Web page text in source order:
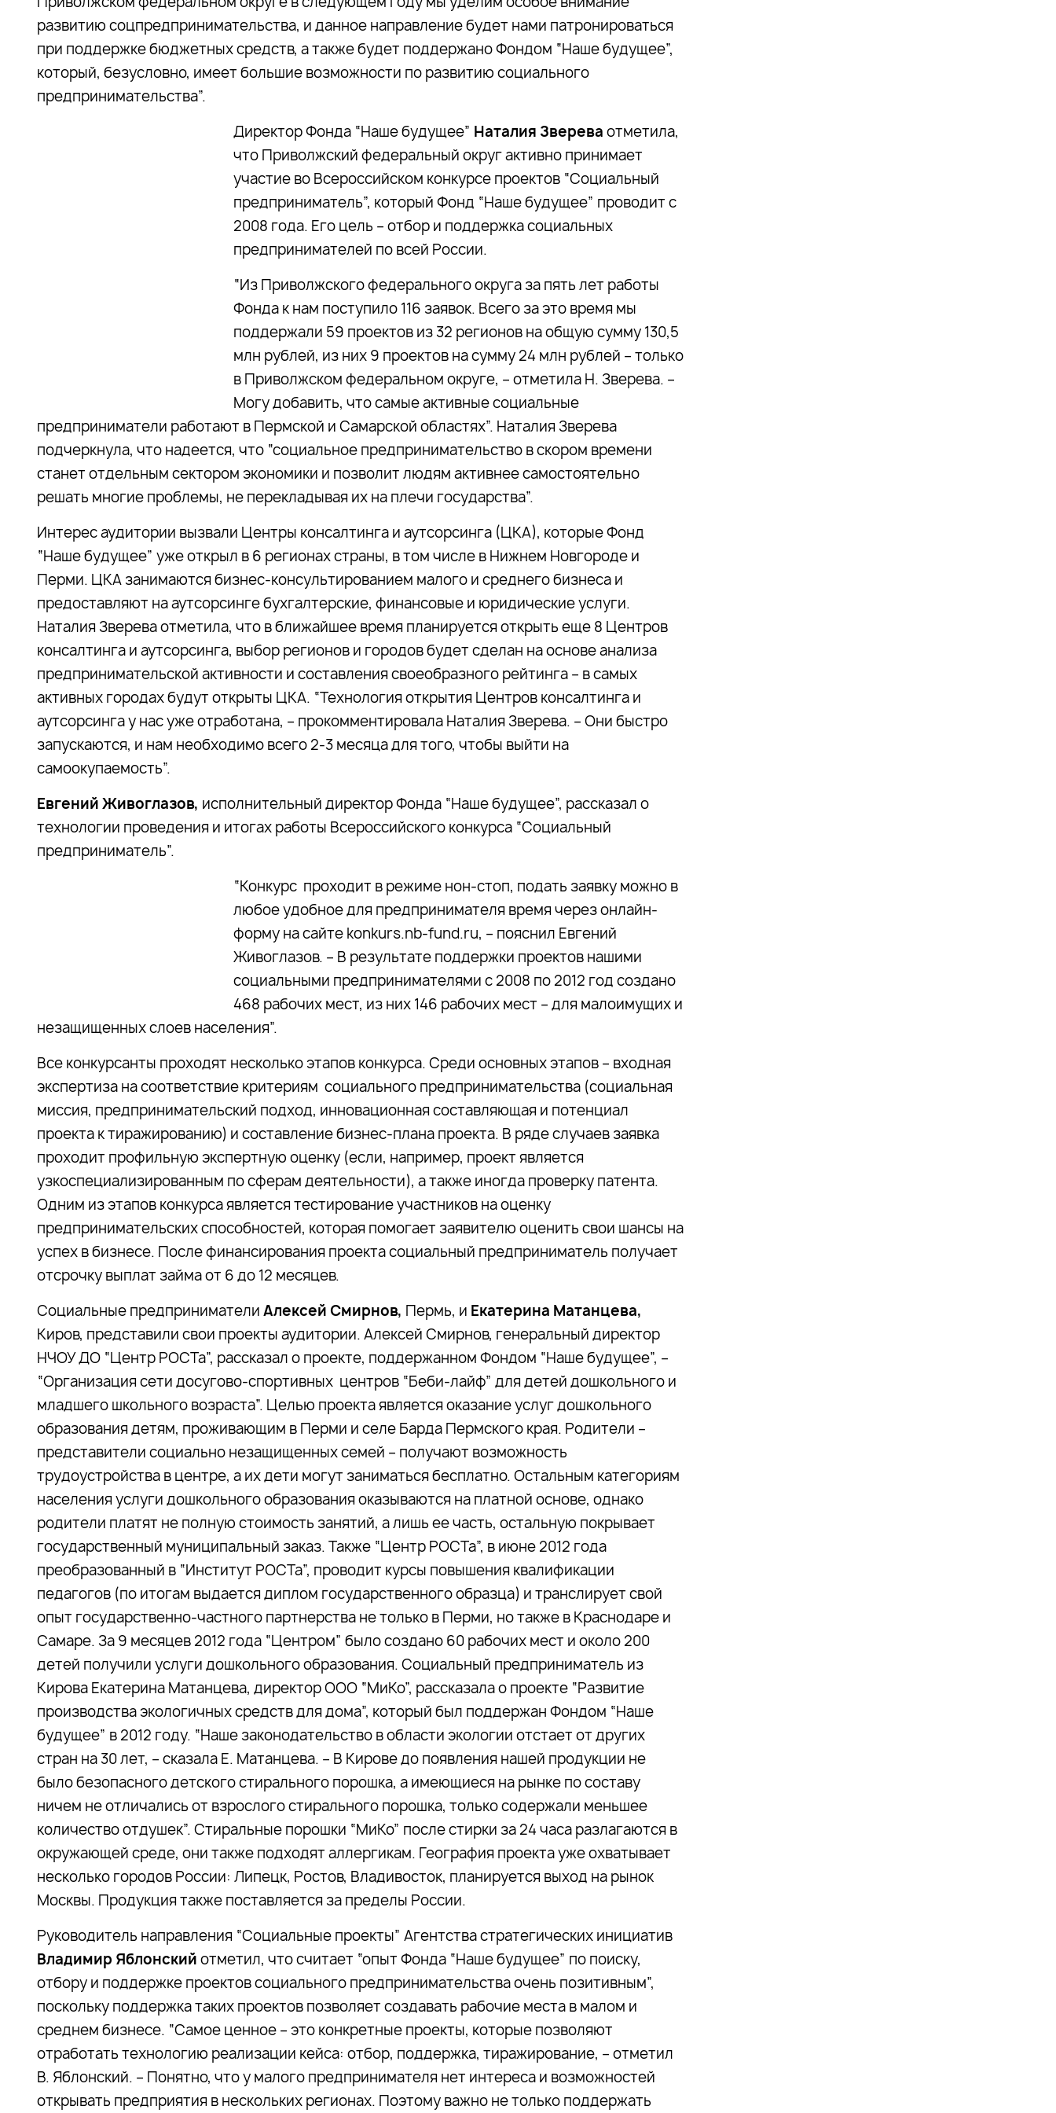
развитию соцпредпринимательства, и данное направление будет нами патронироваться
при поддержке бюджетных средств, а также будет поддержано Фондом “Наше будущее”,
который, безусловно, имеет большие возможности по развитию социального
предпринимательства”.
Директор Фонда “Наше будущее” Наталия Зверева отметила,
что Приволжский федеральный округ активно принимает
участие во Всероссийском конкурсе проектов “Социальный
предприниматель”, который Фонд “Наше будущее” проводит с
2008 года. Его цель – отбор и поддержка социальных
предпринимателей по всей России.
“Из Приволжского федерального округа за пять лет работы
Фонда к нам поступило 116 заявок. Всего за это время мы
поддержали 59 проектов из 32 регионов на общую сумму 130,5
млн рублей, из них 9 проектов на сумму 24 млн рублей – только
в Приволжском федеральном округе, – отметила Н. Зверева. –
Могу добавить, что самые активные социальные
предприниматели работают в Пермской и Самарской областях”. Наталия Зверева
подчеркнула, что надеется, что “социальное предпринимательство в скором времени
станет отдельным сектором экономики и позволит людям активнее самостоятельно
решать многие проблемы, не перекладывая их на плечи государства”.
Интерес аудитории вызвали Центры консалтинга и аутсорсинга (ЦКА), которые Фонд
“Наше будущее” уже открыл в 6 регионах страны, в том числе в Нижнем Новгороде и
Перми. ЦКА занимаются бизнес-консультированием малого и среднего бизнеса и
предоставляют на аутсорсинге бухгалтерские, финансовые и юридические услуги.
Наталия Зверева отметила, что в ближайшее время планируется открыть еще 8 Центров
консалтинга и аутсорсинга, выбор регионов и городов будет сделан на основе анализа
предпринимательской активности и составления своеобразного рейтинга – в самых
активных городах будут открыты ЦКА. “Технология открытия Центров консалтинга и
аутсорсинга у нас уже отработана, – прокомментировала Наталия Зверева. – Они быстро
запускаются, и нам необходимо всего 2-3 месяца для того, чтобы выйти на
самоокупаемость”.
Евгений Живоглазов, исполнительный директор Фонда “Наше будущее”, рассказал о
технологии проведения и итогах работы Всероссийского конкурса “Социальный
предприниматель”.
“Конкурс проходит в режиме нон-стоп, подать заявку можно в
любое удобное для предпринимателя время через онлайн-
форму на сайте konkurs.nb-fund.ru, – пояснил Евгений
Живоглазов. – В результате поддержки проектов нашими
социальными предпринимателями с 2008 по 2012 год создано
468 рабочих мест, из них 146 рабочих мест – для малоимущих и
незащищенных слоев населения”.
Все конкурсанты проходят несколько этапов конкурса. Среди основных этапов – входная
экспертиза на соответствие критериям социального предпринимательства (социальная
миссия, предпринимательский подход, инновационная составляющая и потенциал
проекта к тиражированию) и составление бизнес-плана проекта. В ряде случаев заявка
проходит профильную экспертную оценку (если, например, проект является
узкоспециализированным по сферам деятельности), а также иногда проверку патента.
Одним из этапов конкурса является тестирование участников на оценку
предпринимательских способностей, которая помогает заявителю оценить свои шансы на
успех в бизнесе. После финансирования проекта социальный предприниматель получает
отсрочку выплат займа от 6 до 12 месяцев.
Социальные предприниматели Алексей Смирнов, Пермь, и Екатерина Матанцева,
Киров, представили свои проекты аудитории. Алексей Смирнов, генеральный директор
НЧОУ ДО “Центр РОСТа”, рассказал о проекте, поддержанном Фондом “Наше будущее”, –
“Организация сети досугово-спортивных центров “Беби-лайф” для детей дошкольного и
младшего школьного возраста”. Целью проекта является оказание услуг дошкольного
образования детям, проживающим в Перми и селе Барда Пермского края. Родители –
представители социально незащищенных семей – получают возможность
трудоустройства в центре, а их дети могут заниматься бесплатно. Остальным категориям
населения услуги дошкольного образования оказываются на платной основе, однако
родители платят не полную стоимость занятий, а лишь ее часть, остальную покрывает
государственный муниципальный заказ. Также “Центр РОСТа”, в июне 2012 года
преобразованный в “Институт РОСТа”, проводит курсы повышения квалификации
педагогов (по итогам выдается диплом государственного образца) и транслирует свой
опыт государственно-частного партнерства не только в Перми, но также в Краснодаре и
Самаре. За 9 месяцев 2012 года “Центром” было создано 60 рабочих мест и около 200
детей получили услуги дошкольного образования. Социальный предприниматель из
Кирова Екатерина Матанцева, директор ООО “МиКо”, рассказала о проекте “Развитие
производства экологичных средств для дома”, который был поддержан Фондом “Наше
будущее” в 2012 году. “Наше законодательство в области экологии отстает от других
стран на 30 лет, – сказала Е. Матанцева. – В Кирове до появления нашей продукции не
было безопасного детского стирального порошка, а имеющиеся на рынке по составу
ничем не отличались от взрослого стирального порошка, только содержали меньшее
количество отдушек”. Стиральные порошки “МиКо” после стирки за 24 часа разлагаются в
окружающей среде, они также подходят аллергикам. География проекта уже охватывает
несколько городов России: Липецк, Ростов, Владивосток, планируется выход на рынок
Москвы. Продукция также поставляется за пределы России.
Руководитель направления “Социальные проекты” Агентства стратегических инициатив
Владимир Яблонский отметил, что считает “опыт Фонда “Наше будущее” по поиску,
отбору и поддержке проектов социального предпринимательства очень позитивным”,
поскольку поддержка таких проектов позволяет создавать рабочие места в малом и
среднем бизнесе. “Самое ценное – это конкретные проекты, которые позволяют
отработать технологию реализации кейса: отбор, поддержка, тиражирование, – отметил
В. Яблонский. – Понятно, что у малого предпринимателя нет интереса и возможностей
открывать предприятия в нескольких регионах. Поэтому важно не только поддержать